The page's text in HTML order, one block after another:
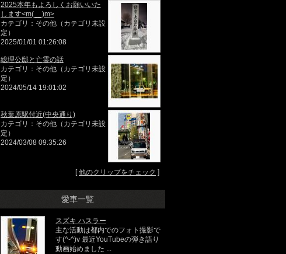
2025本年もよろしくお願いいた
します<m(__)m>
カテゴリ：その他（カテゴリ未設
定）
2025/01/01 01:26:08
総理公邸と亡霊の話
カテゴリ：その他（カテゴリ未設
定）
2024/05/14 19:01:02
秋葉原駅付近(中央通り)
カテゴリ：その他（カテゴリ未設
定）
2024/03/08 09:35:26
[他のクリップをチェック ]
愛車一覧
スズキ ハスラー
主な活動は都内でのフォト撮影で
す(^-^)v 最近YouTubeの弾き語り
動画始めました ...